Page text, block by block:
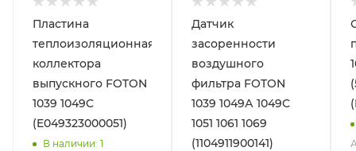
Пластина
теплоизоляционная
коллектора
выпускного FOTON
1039 1049C
(E049323000051)
В наличии: 1
Датчик
засоренности
воздушного
фильтра FOTON
1039 1049А 1049С
1051 1061 1069
(1104911900141)